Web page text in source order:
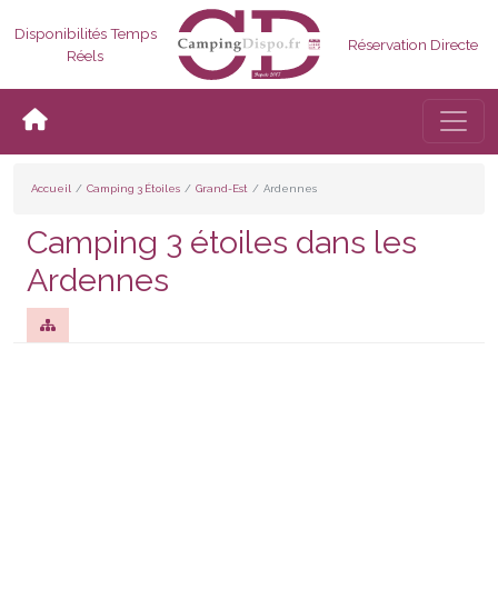
Disponibilités Temps
Réels
Réservation Directe
Accueil Camping 3 Étoiles Grand-Est Ardennes
Camping 3 étoiles dans les
Ardennes